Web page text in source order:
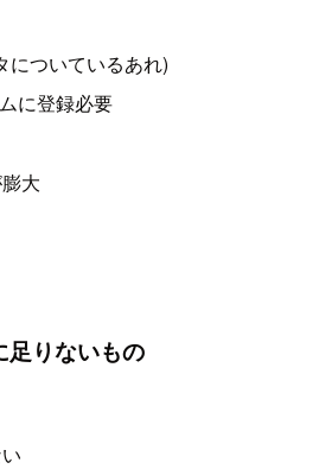
についているあれ)
に登録必要
大
足りないもの